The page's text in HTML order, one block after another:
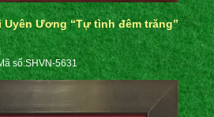
Uyên Ương “Tự tình đêm trăng”
số:SHVN-5631